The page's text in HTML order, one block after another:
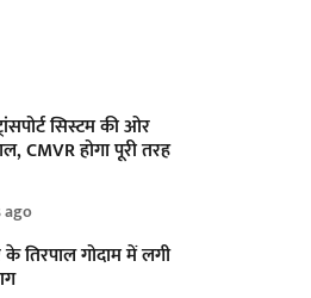
सिस्टम की ओर
CMVR होगा पूरी तरह
ago
के तिरपाल गोदाम में लगी